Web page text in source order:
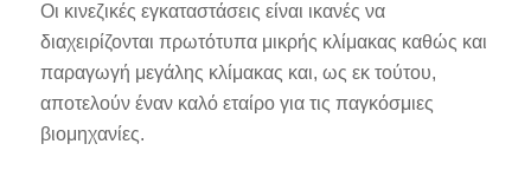
Οι κινεζικές εγκαταστάσεις είναι ικανές να
διαχειρίζονται πρωτότυπα μικρής κλίμακας καθώς και
παραγωγή μεγάλης κλίμακας και, ως εκ τούτου,
αποτελούν έναν καλό εταίρο για τις παγκόσμιες
βιομηχανίες.